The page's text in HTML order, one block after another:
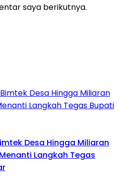
saya berikutnya.
Desa Hingga Miliaran
Langkah Tegas